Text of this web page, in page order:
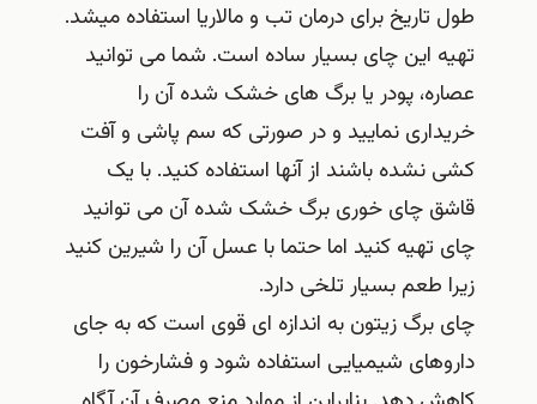
طول تاریخ برای درمان تب و مالاریا استفاده میشد.
تهیه این چای بسیار ساده است. شما می توانید
عصاره، پودر یا برگ های خشک شده آن را
خریداری نمایید و در صورتی که سم پاشی و آفت
کشی نشده باشند از آنها استفاده کنید. با یک
قاشق چای خوری برگ خشک شده آن می توانید
چای تهیه کنید اما حتما با عسل آن را شیرین کنید
زیرا طعم بسیار تلخی دارد.
چای برگ زیتون به اندازه ای قوی است که به جای
داروهای شیمیایی استفاده شود و فشارخون را